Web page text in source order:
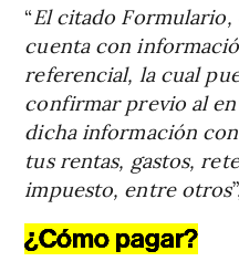
“El citado Formulario,
cuenta con
referencial, la cual
confirmar previo al
dicha información
tus rentas, gastos,
impuesto, entre otros
¿Cómo pagar?